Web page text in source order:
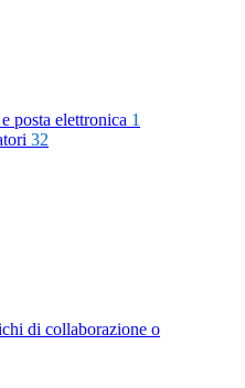
posta elettronica 1
32
di collaborazione o